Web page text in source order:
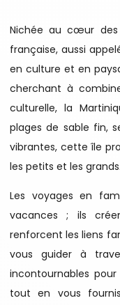
Nichée au cœur des
française, aussi
en culture et en
cherchant à
culturelle, la
plages de sable fin,
vibrantes, cette île
les petits et les grands.
Les voyages en
vacances ; ils
renforcent les liens
vous guider à
incontournables
tout en vous